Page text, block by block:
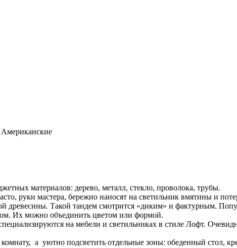
материалов: дерево, металл, стекло, проволока, трубы.
руки мастера, бережно наносят на светильник вмятины и
древесины. Такой тандем смотрится «диким» и фактурным.
Их можно объединить цветом или формой.
на мебели и светильниках в стиле Лофт.
комнату, а уютно подсветить отдельные зоны: обеденный стол,